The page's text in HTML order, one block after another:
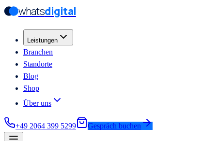
Zum Hauptinhalt springen
Zum Hauptinhalt springen
whatsdigital
Leistungen
Branchen
Standorte
Blog
Shop
Über uns
+49 2064 399 5299 Gespräch buchen